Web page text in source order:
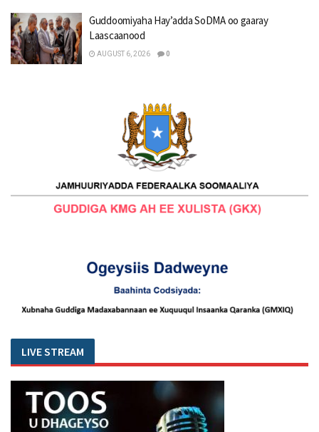
Guddoomiyaha Hay’adda SoDMA oo gaaray
Laascaanood
AUGUST 6, 2026 0
LIVE STREAM